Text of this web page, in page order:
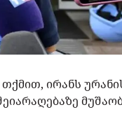
ირანს